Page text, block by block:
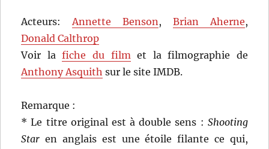
Acteurs:Annette Benson, Brian Aherne,
Donald Calthrop
Voir lafiche du filmet la filmographie de
Anthony Asquith sur le site IMDB.
Remarque :
* Le titre original est à double sens : Shooting
Star en anglais est une étoile filante ce qui,